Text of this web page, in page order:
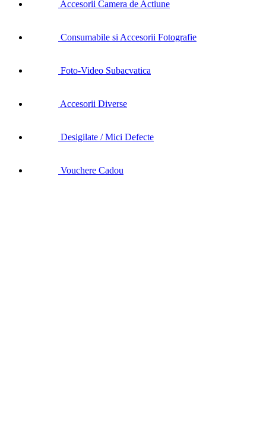
Accesorii Camera de Actiune
Consumabile si Accesorii Fotografie
Foto-Video Subacvatica
Accesorii Diverse
Desigilate / Mici Defecte
Vouchere Cadou